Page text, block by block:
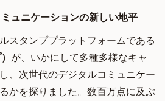
ュニケーションの新しい地平
スタンププラットフォームである
が、いかにして多種多様なキャ
、次世代のデジタルコミュニケー
かを探りました。数百万点に及ぶ